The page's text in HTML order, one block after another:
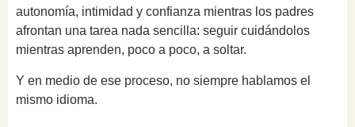
autonomía, intimidad y confianza mientras los padres
afrontan una tarea nada sencilla: seguir cuidándolos
mientras aprenden, poco a poco, a soltar.
Y en medio de ese proceso, no siempre hablamos el
mismo idioma.